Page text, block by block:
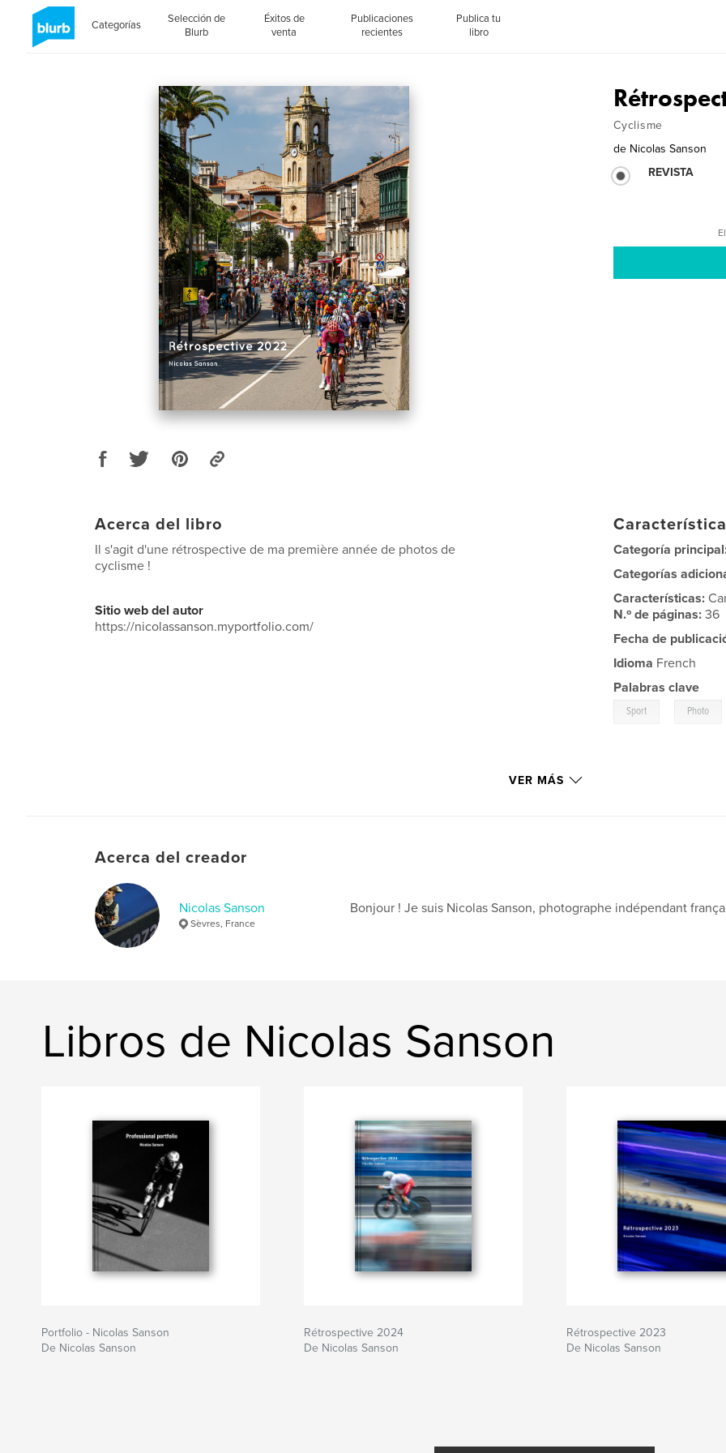
Categorías
Selección de
Blurb
Éxitos de
venta
Publicaciones
recientes
Publica tu
libro
Cyclisme
de Nicolas Sanson
REVISTA
Acerca del libro
Il s'agit d'une rétrospective de ma première année de photos de
cyclisme !
Sitio web del autor
https://nicolassanson.myportfolio.com/
Categoría
Categorías
Características:
N.º de páginas:36
Fecha de
Idioma French
Palabras clave
Sport Photo
VER MÁS
Acerca del creador
Nicolas Sanson
Sèvres, France
Bonjour ! Je suis Nicolas Sanson, photographe indépendant
Libros de Nicolas Sanson
Portfolio - Nicolas Sanson
De Nicolas Sanson
Rétrospective 2024
De Nicolas Sanson
Rétrospective 2023
De Nicolas Sanson